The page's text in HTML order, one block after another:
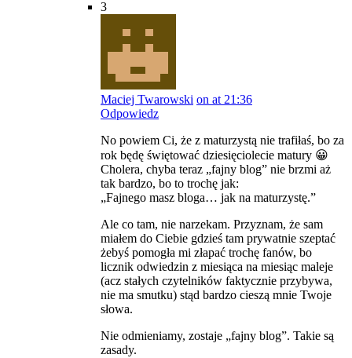
3
Maciej Twarowski on at 21:36
Odpowiedz
No powiem Ci, że z maturzystą nie trafiłaś, bo za
rok będę świętować dziesięciolecie matury 😀
Cholera, chyba teraz „fajny blog” nie brzmi aż
tak bardzo, bo to trochę jak:
„Fajnego masz bloga… jak na maturzystę.”
Ale co tam, nie narzekam. Przyznam, że sam
miałem do Ciebie gdzieś tam prywatnie szeptać
żebyś pomogła mi złapać trochę fanów, bo
licznik odwiedzin z miesiąca na miesiąc maleje
(acz stałych czytelników faktycznie przybywa,
nie ma smutku) stąd bardzo cieszą mnie Twoje
słowa.
Nie odmieniamy, zostaje „fajny blog”. Takie są
zasady.